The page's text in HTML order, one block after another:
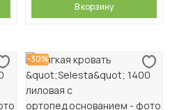
В корзину
-30%